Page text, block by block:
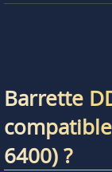
Barrette
6400) ?